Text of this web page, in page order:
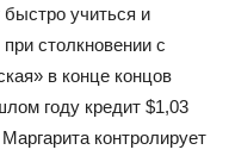
учиться и
столкновении с
в конце концов
году кредит $1,03
контролирует